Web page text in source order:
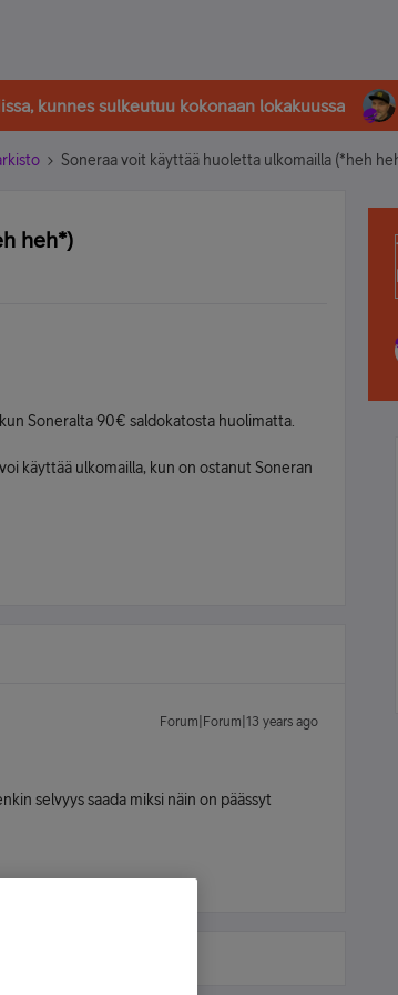
kunnes sulkeutuu kokonaan lokakuussa
Soneraa voit käyttää huoletta ulkomailla (*heh
heh*)
Soneralta 90€ saldokatosta huolimatta.
käyttää ulkomailla, kun on ostanut Soneran
Forum|Forum|13 years ago
selvyys saada miksi näin on päässyt